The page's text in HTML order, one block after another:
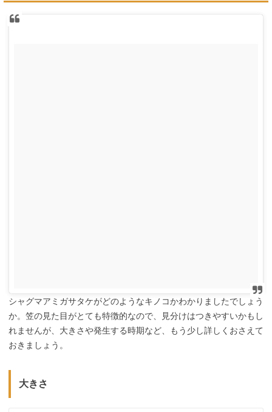
シャグマアミガサタケがどのようなキノコかわかりましたでしょう
か。笠の見た目がとても特徴的なので、見分けはつきやすいかもし
れませんが、大きさや発生する時期など、もう少し詳しくおさえて
おきましょう。
大きさ